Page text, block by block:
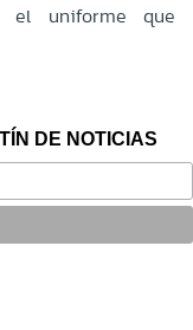
el uniforme que
DE NOTICIAS